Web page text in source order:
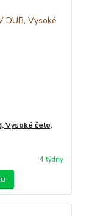
Vysoké čelo,
4 týdny